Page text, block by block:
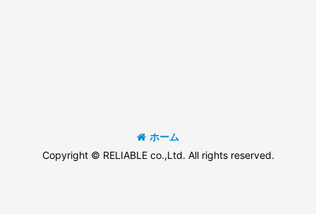
ホーム
Copyright © RELIABLE co.,Ltd. All rights reserved.